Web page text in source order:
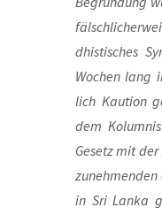
dhis­ti­sches
Wochen lang
lich Kau­ti­on
dem
Gesetz mit
in Sri Lan­ka